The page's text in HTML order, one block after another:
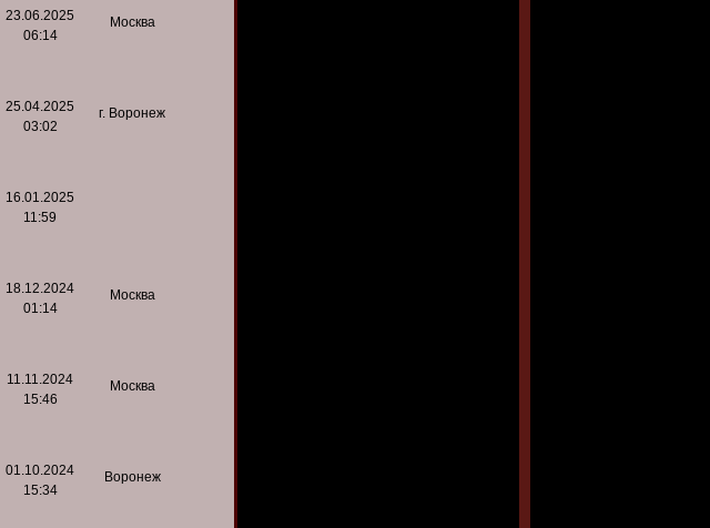
23.06.2025
06:14
Москва
25.04.2025
03:02
г. Воронеж
16.01.2025
11:59
18.12.2024
01:14
Москва
11.11.2024
15:46
Москва
01.10.2024
15:34
Воронеж